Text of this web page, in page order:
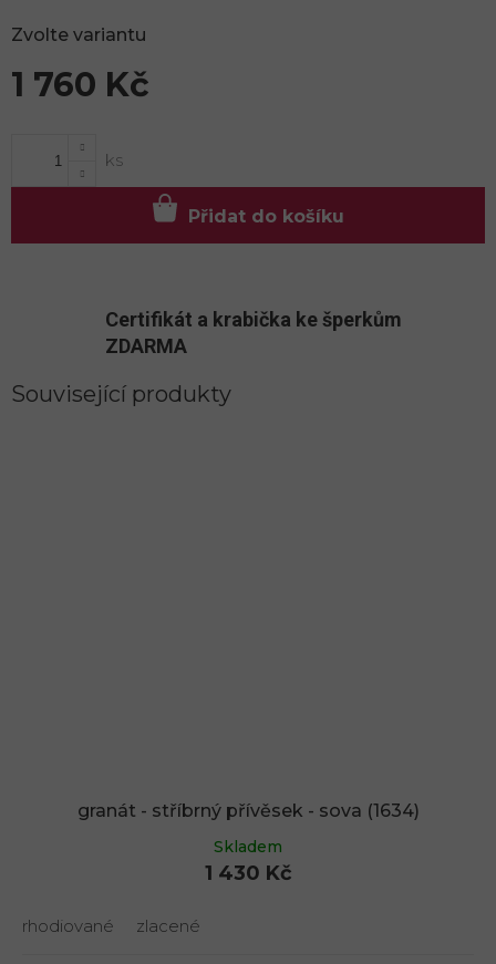
1 760 Kč
Zvolte variantu
Přidat do košíku
Certifikát a krabička ke šperkům
ZDARMA
Související produkty
granát - stříbrný přívěsek - sova (1634)
Skladem
1 430 Kč
rhodiované zlacené